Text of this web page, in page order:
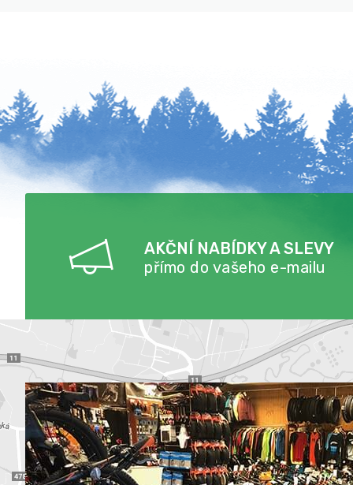
AKČNÍ NABÍDKY A SLEVY
přímo do vašeho e-mailu